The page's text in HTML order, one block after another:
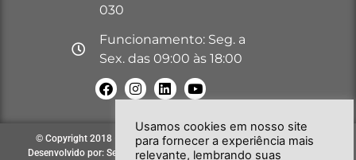
030
Funcionamento: Seg. a
Sex. das 09:00 às 18:00
© Copyright 2018 – 2026. Todos os direitos reservados à GOB-SP |
Desenvolvido por: Secretária de Comunicação e Informática do GOB-SP
Usamos cookies em nosso site
para fornecer a experiência mais
relevante, lembrando suas